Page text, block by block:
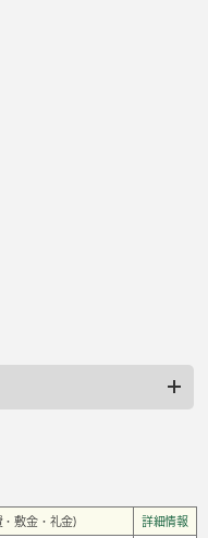
・敷金・礼金) 詳細情報